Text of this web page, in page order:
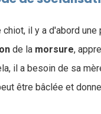
chiot, il y a d'abord
de la morsure,
il a besoin de sa
être bâclée et